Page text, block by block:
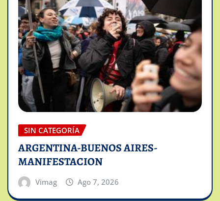
SIN CATEGORÍA
ARGENTINA-BUENOS AIRES-
MANIFESTACION
Vimag Ago 7, 2026